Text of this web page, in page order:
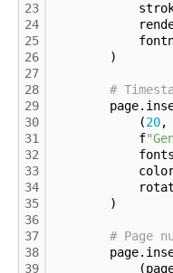
23
24
25
26
27
28
29
30
31
32
33
34
35
36
37
38
39
)
#
(20,
f
)
# Page